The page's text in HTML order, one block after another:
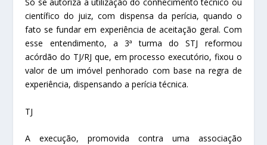
Só se autoriza a utilização do conhecimento técnico ou
científico do juiz, com dispensa da perícia, quando o
fato se fundar em experiência de aceitação geral. Com
esse entendimento, a 3ª turma do STJ reformou
acórdão do TJ/RJ que, em processo executório, fixou o
valor de um imóvel penhorado com base na regra de
experiência, dispensando a perícia técnica.
TJ
A execução, promovida contra uma associação